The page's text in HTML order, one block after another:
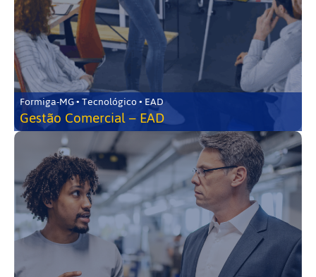
Formiga-MG • Tecnológico • EAD
Gestão Comercial – EAD